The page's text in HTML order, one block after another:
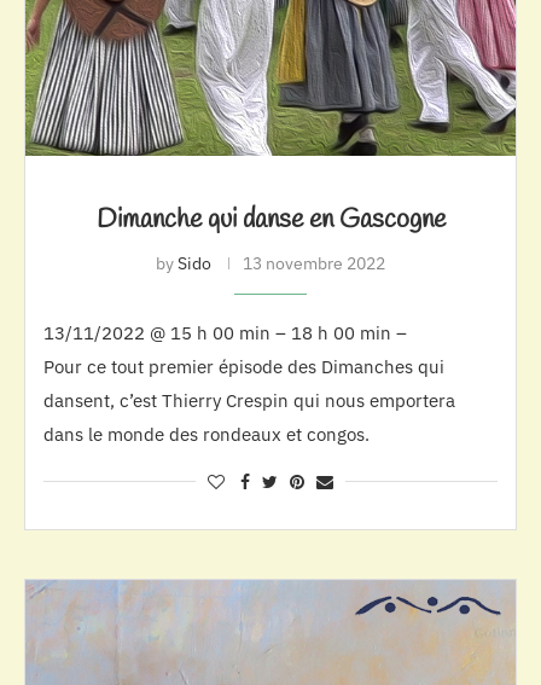
Dimanche qui danse en Gascogne
bySido 13 novembre 2022
13/11/2022 @ 15 h 00 min – 18 h 00 min –
Pour ce tout premier épisode des Dimanches qui
dansent, c’est Thierry Crespin qui nous emportera
dans le monde des rondeaux et congos.